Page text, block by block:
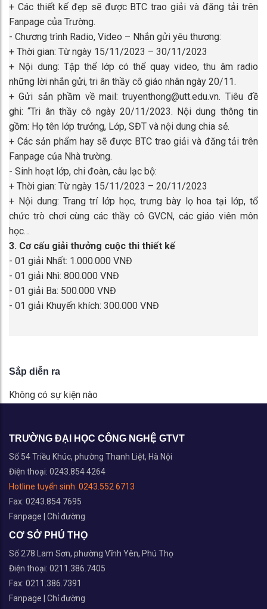
+ Các thiết kế đẹp sẽ được BTC trao giải và đăng tải trên
Fanpage của Trường.
- Chương trình Radio, Video – Nhắn gửi yêu thương:
+ Thời gian: Từ ngày 15/11/2023 – 30/11/2023
+ Nội dung: Tập thể lớp có thể quay video, thu âm radio
những lời nhắn gửi, tri ân thầy cô giáo nhân ngày 20/11.
+ Gửi sản phầm về mail: truyenthong@utt.edu.vn. Tiêu đề
ghi: “Tri ân thầy cô ngày 20/11/2023. Nội dung thông tin
gồm: Họ tên lớp trưởng, Lớp, SĐT và nội dung chia sẻ.
+ Các sản phẩm hay sẽ được BTC trao giải và đăng tải trên
Fanpage của Nhà trường.
- Sinh hoạt lớp, chi đoàn, câu lạc bộ:
+ Thời gian: Từ ngày 15/11/2023 – 20/11/2023
+ Nội dung: Trang trí lớp học, trưng bày lọ hoa tại lớp, tổ
chức trò chơi cùng các thầy cô GVCN, các giáo viên môn
học…
3. Cơ cấu giải thưởng cuộc thi thiết kế
- 01 giải Nhất: 1.000.000 VNĐ
- 01 giải Nhì: 800.000 VNĐ
- 01 giải Ba: 500.000 VNĐ
- 01 giải Khuyến khích: 300.000 VNĐ
Sắp diễn ra
Không có sự kiện nào
TRƯỜNG ĐẠI HỌC CÔNG NGHỆ GTVT
Số 54 Triều Khúc, phường Thanh Liệt, Hà Nội
Điện thoại: 0243.854 4264
Hotline tuyển sinh: 0243.552 6713
Fax: 0243.854 7695
Fanpage
Chỉ đường
CƠ SỞ PHÚ THỌ
Số 278 Lam Sơn, phường Vĩnh Yên, Phú Thọ
Điện thoại: 0211.386.7405
Fax: 0211.386.7391
Fanpage
Chỉ đường